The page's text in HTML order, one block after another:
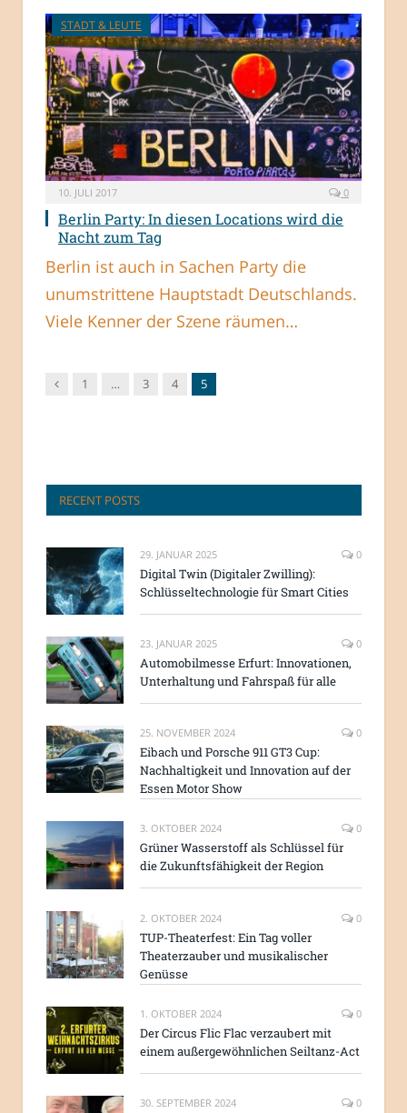
STADT & LEUTE
10. JULI 2017 0
Berlin Party: In diesen Locations wird die
Nacht zum Tag
Berlin ist auch in Sachen Party die
unumstrittene Hauptstadt Deutschlands.
Viele Kenner der Szene räumen…
Vorgänger
1 … 3 4 5
RECENT POSTS
29. JANUAR 2025 0
Digital Twin (Digitaler Zwilling):
Schlüsseltechnologie für Smart Cities
23. JANUAR 2025 0
Automobilmesse Erfurt: Innovationen,
Unterhaltung und Fahrspaß für alle
25. NOVEMBER 2024 0
Eibach und Porsche 911 GT3 Cup:
Nachhaltigkeit und Innovation auf der
Essen Motor Show
3. OKTOBER 2024 0
Grüner Wasserstoff als Schlüssel für
die Zukunftsfähigkeit der Region
2. OKTOBER 2024 0
TUP-Theaterfest: Ein Tag voller
Theaterzauber und musikalischer
Genüsse
1. OKTOBER 2024 0
Der Circus Flic Flac verzaubert mit
einem außergewöhnlichen Seiltanz-Act
30. SEPTEMBER 2024 0